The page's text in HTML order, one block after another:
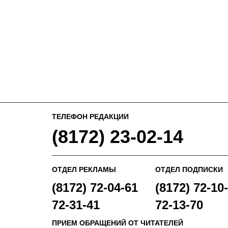
ТЕЛЕФОН РЕДАКЦИИ
(8172) 23-02-14
ОТДЕЛ РЕКЛАМЫ
(8172) 72-04-61
72-31-41
ОТДЕЛ ПОДПИСКИ
(8172) 72-
72-13-70
ПРИЕМ ОБРАЩЕНИЙ ОТ ЧИТАТЕЛЕЙ